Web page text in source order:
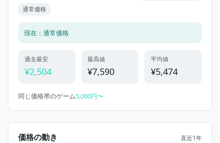
通常価格
現在：通常価格
過去最安
¥2,504
最高値
¥7,590
平均値
¥5,474
同じ価格帯のゲーム5,000円〜
価格の動き 直近1年